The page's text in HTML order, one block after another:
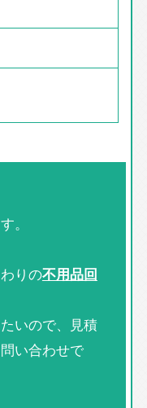
。
りの不用品回
いので、見積
い合わせで